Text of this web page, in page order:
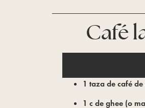
Café
1 taza de café
1 c de ghee (o